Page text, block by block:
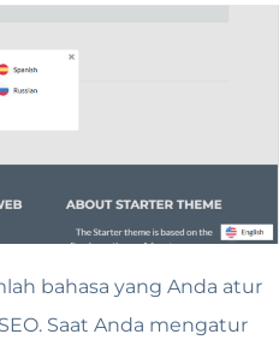
bahasa yang Anda atur
Saat Anda mengatur